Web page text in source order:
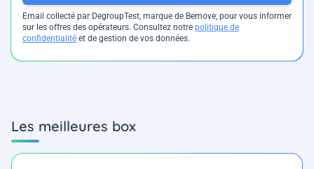
Email collecté par DegroupTest, marque de Bemove, pour vous informer
sur les offres des opérateurs. Consultez notre politique de
confidentialité et de gestion de vos données.
Les meilleures box